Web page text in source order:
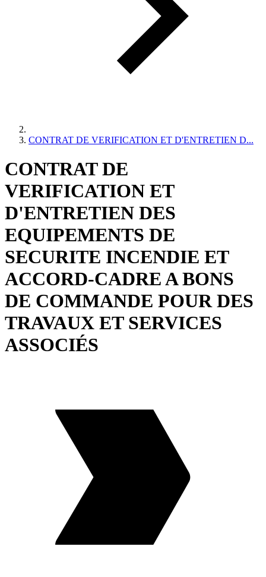
CONTRAT DE VERIFICATION ET D'ENTRETIEN D...
CONTRAT DE
VERIFICATION ET
D'ENTRETIEN DES
EQUIPEMENTS DE
SECURITE INCENDIE ET
ACCORD-CADRE A BONS
DE COMMANDE POUR DES
TRAVAUX ET SERVICES
ASSOCIÉS